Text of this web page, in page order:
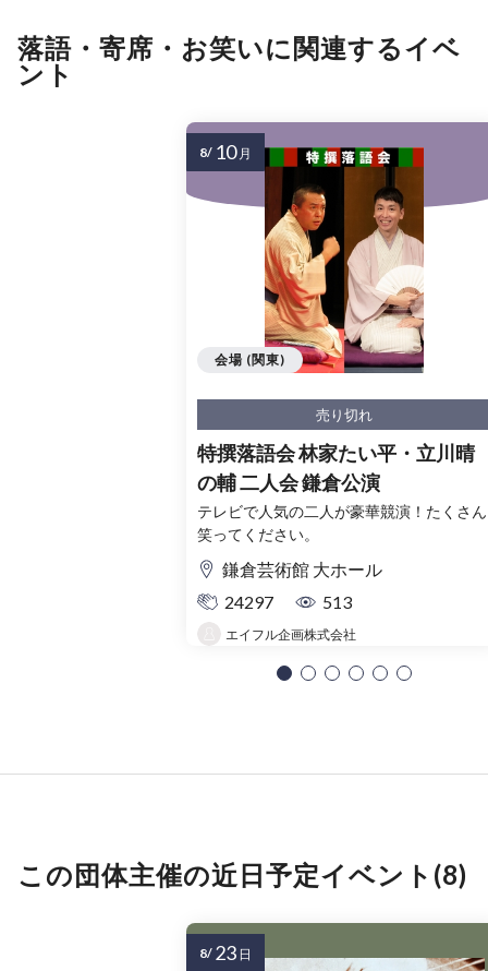
落語・寄席・お笑いに関連するイベ
ント
売り切れ
特撰落語会 林家たい平・立川晴
の輔 二人会 鎌倉公演
テレビで人気の二人が豪華競演！たくさん
笑ってください。
鎌倉芸術館 大ホール
24297
513
エイフル企画株式会社
会場 (関東)
8/ 10 月
この団体主催の近日予定イベント(8)
8/ 23 日